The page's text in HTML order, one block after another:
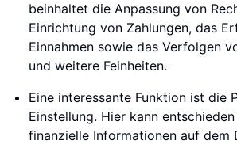
beinhaltet die Anpassung von
Einrichtung von Zahlungen, das
Einnahmen sowie das Verfolgen
und weitere Feinheiten.
Eine interessante Funktion ist die
Einstellung. Hier kann
finanzielle Informationen auf dem